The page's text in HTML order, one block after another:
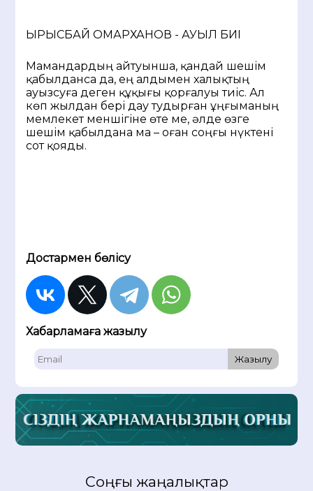
ЫРЫСБАЙ ОМАРХАНОВ - АУЫЛ БИІ
Мамандардың айтуынша, қандай шешім
қабылданса да, ең алдымен халықтың
ауызсуға деген құқығы қорғалуы тиіс. Ал
көп жылдан бері дау тудырған ұңғыманың
мемлекет меншігіне өте ме, әлде өзге
шешім қабылдана ма – оған соңғы нүктені
сот қояды.
Достармен бөлісу
Хабарламаға жазылу
Жазылу
Соңғы жаңалықтар